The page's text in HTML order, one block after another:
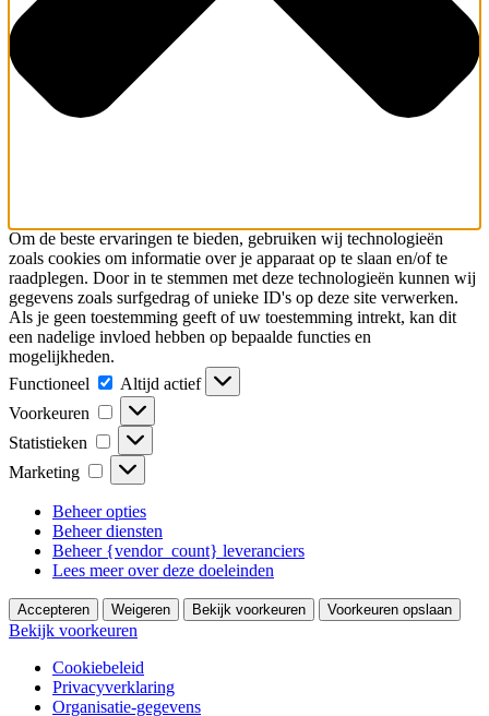
Om de beste ervaringen te bieden, gebruiken wij technologieën
zoals cookies om informatie over je apparaat op te slaan en/of te
raadplegen. Door in te stemmen met deze technologieën kunnen wij
gegevens zoals surfgedrag of unieke ID's op deze site verwerken.
Als je geen toestemming geeft of uw toestemming intrekt, kan dit
een nadelige invloed hebben op bepaalde functies en
mogelijkheden.
Functioneel
Functioneel
Altijd actief
Voorkeuren
Voorkeuren
Statistieken Statistieken
Marketing Marketing
Beheer opties
Beheer diensten
Beheer {vendor_count} leveranciers
Lees meer over deze doeleinden
Accepteren Weigeren Bekijk voorkeuren Voorkeuren opslaan
Bekijk voorkeuren
Cookiebeleid
Privacyverklaring
Organisatie-gegevens